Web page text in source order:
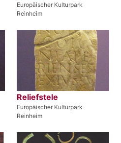
Europäischer Kulturpark
Reinheim
Reliefstele
Europäischer Kulturpark
Reinheim